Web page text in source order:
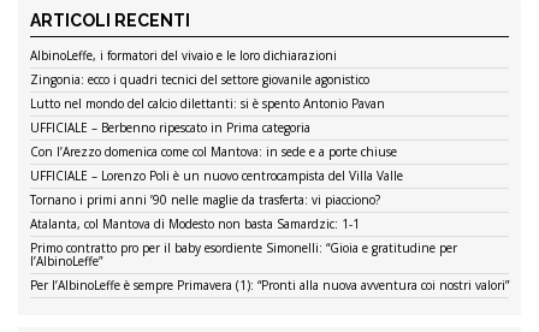
RICERCA